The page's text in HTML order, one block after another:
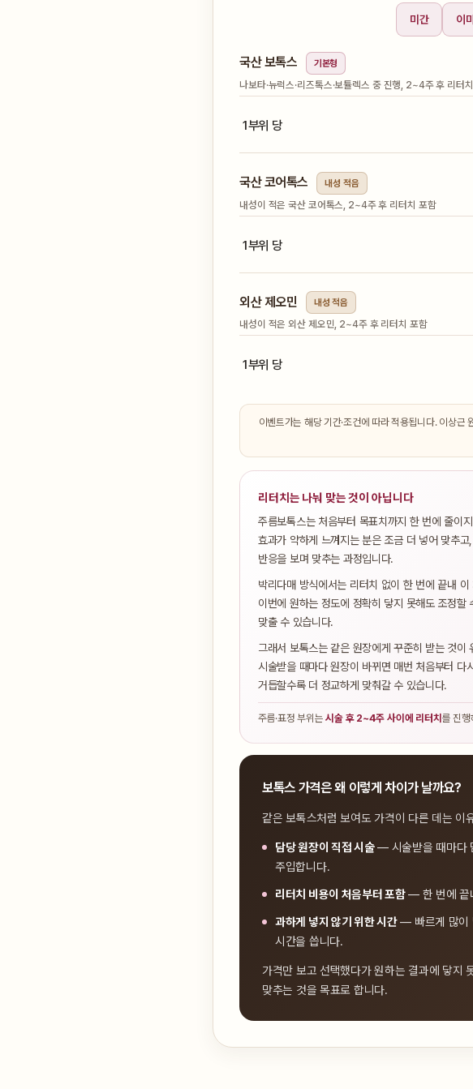
미간 이
국산 보톡스 기본형
나보타·뉴럭스·리즈톡스·보튤렉스 중 진행, 2~4주 후 리터
1부위 당
국산 코어톡스 내성 적음
내성이 적은 국산 코어톡스, 2~4주 후 리터치 포함
1부위 당
외산 제오민 내성 적음
내성이 적은 외산 제오민, 2~4주 후 리터치 포함
1부위 당
이벤트가는 해당 기간·조건에 따라 적용됩니다. 이상
리터치는 나눠 맞는 것이 아닙니다
주름보톡스는 처음부터 목표치까지 한 번에 줄이
효과가 약하게 느껴지는 분은 조금 더 넣어 맞추
반응을 보며 맞추는 과정입니다.
박리다매 방식에서는 리터치 없이 한 번에 끝내
이번에 원하는 정도에 정확히 닿지 못해도 조정
맞출 수 있습니다.
그래서 보톡스는 같은 원장에게 꾸준히 받는 것
시술받을 때마다 원장이 바뀌면 매번 처음부터
거듭할수록 더 정교하게 맞춰갈 수 있습니다.
주름·표정 부위는시술 후 2~4주 사이에 리터치 를 진행
보톡스 가격은 왜 이렇게 차이가 날까요?
같은 보톡스처럼 보여도 가격이 다른 데는 이
담당 원장이 직접 시술— 시술받을 때마다
주입합니다.
리터치 비용이 처음부터 포함— 한 번에 끝
과하게 넣지 않기 위한 시간— 빠르게 많이
시간을 씁니다.
가격만 보고 선택했다가 원하는 결과에 닿지
맞추는 것을 목표로 합니다.